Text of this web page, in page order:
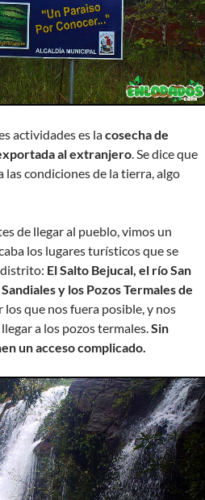
actividades es lacosecha de
al extranjero. Se dice que
las condiciones de la tierra, algo
de llegar al pueblo, vimos un
los lugares turísticos que se
El Salto Bejucal, el río San
y los Pozos Termales de
que nos fuera posible, y nos
a los pozos termales.Sin
un acceso complicado.